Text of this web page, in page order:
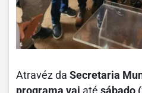
Atravéz da Secretaria
programa vai até sábado